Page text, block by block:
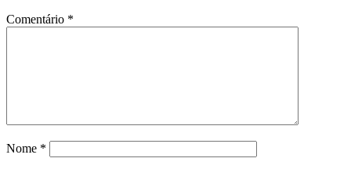
Comentário *
Nome *